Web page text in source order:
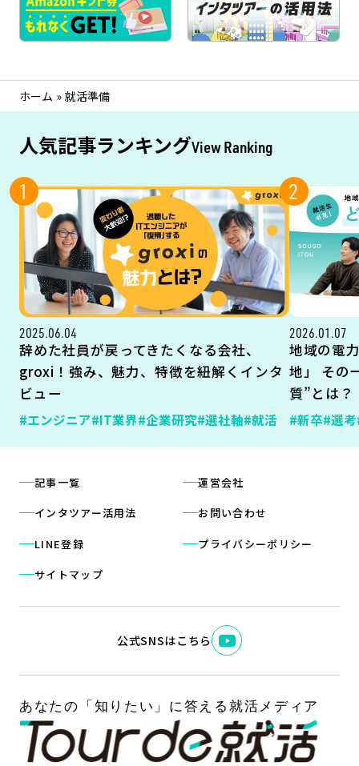
ホーム » 就活準備
人気記事ランキングView Ranking
1
2025.06.04
辞めた社員が戻ってきたくなる会社、
groxi！強み、魅力、特徴を紐解くインタ
ビュー
#エンジニア#IT業界#企業研究#選社軸#就活
2
2026.01.07
地域の電
地」 その
質”とは？
#新卒#選考
記事一覧
インタツアー活用法
LINE登録
サイトマップ
運営会社
お問い合わせ
プライバシーポリシー
公式SNSはこちら